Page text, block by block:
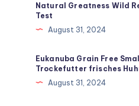
Natural Greatness Wild
Test
August 31, 2024
Eukanuba Grain Free
Trockefutter frisches
August 31, 2024